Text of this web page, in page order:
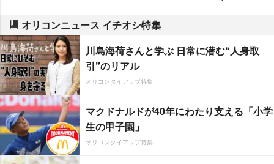
オリコンニュース イチオシ特集
川島海荷さんと学ぶ 日常に潜む“人身取
引”のリアル
オリコンタイアップ特集
マクドナルドが40年にわたり支える「小学
生の甲子園」
オリコンタイアップ特集